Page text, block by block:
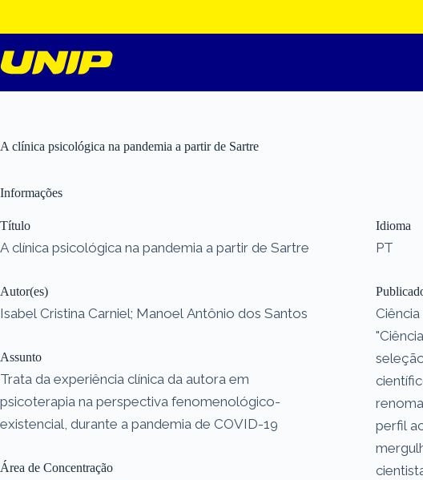
o
conteúdo
A clínica psicológica na pandemia a partir de Sartre
Informações
Título
A clínica psicológica na pandemia a partir de Sartre
Autor(es)
Isabel Cristina Carniel; Manoel Antônio dos Santos
Assunto
Trata da experiência clínica da autora em
psicoterapia na perspectiva fenomenológico-
existencial, durante a pandemia de COVID-19
Área de Concentração
Idioma
PT
perfil